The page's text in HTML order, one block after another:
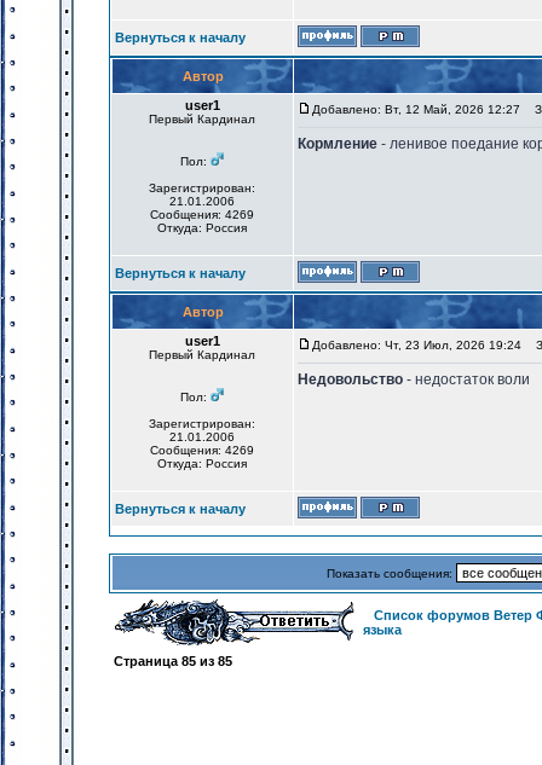
Вернуться к началу
Автор
user1
Первый Кардинал
Пол:
Зарегистрирован:
21.01.2006
Сообщения: 4269
Откуда: Россия
Добавлено: Вт, 12 Май, 2026 12:27
Кормление - ленивое поедание
Вернуться к началу
Автор
user1
Первый Кардинал
Пол:
Зарегистрирован:
21.01.2006
Сообщения: 4269
Откуда: Россия
Добавлено: Чт, 23 Июл, 2026 19:24
Недовольство - недостаток воли
Вернуться к началу
Показать сообщения:
Список форумов Ветер
языка
Страница 85 из 85